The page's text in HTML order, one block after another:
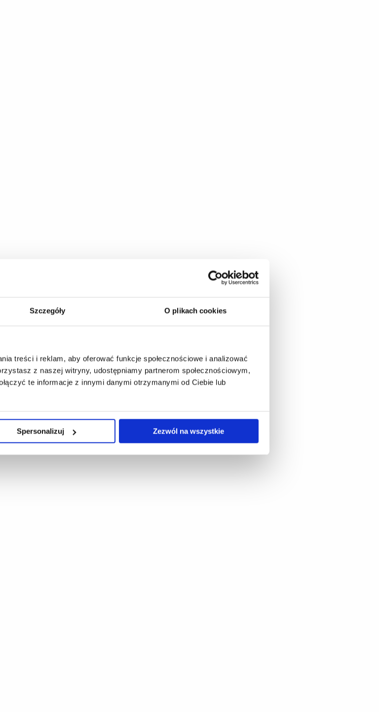
Szczegóły O plikach cookies
treści i reklam, aby oferować funkcje społecznościowe i analizować
z naszej witryny, udostępniamy partnerom społecznościowym,
te informacje z innymi danymi otrzymanymi od Ciebie lub
Spersonalizuj Zezwól na wszystkie